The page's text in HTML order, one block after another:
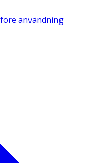
användning